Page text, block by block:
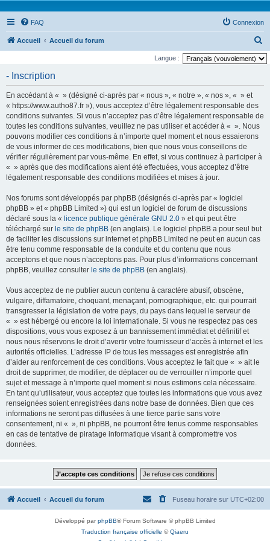
FAQ Connexion
Accueil Accueil du forum
e
Langue :
- Inscription
En accédant à « » (désigné ci-après par « nous », « notre », « nos », « » et
« https://www.autho87.fr »), vous acceptez d’être légalement responsable des
conditions suivantes. Si vous n’acceptez pas d’être légalement responsable de
toutes les conditions suivantes, veuillez ne pas utiliser et accéder à « ». Nous
pouvons modifier ces conditions à n’importe quel moment et nous essaierons
de vous informer de ces modifications, bien que nous vous conseillons de
vérifier régulièrement par vous-même. En effet, si vous continuez à participer à
« » après que des modifications aient été effectuées, vous acceptez d’être
légalement responsable des conditions modifiées et mises à jour.
Nos forums sont développés par phpBB (désignés ci-après par « logiciel
phpBB » et « phpBB Limited ») qui est un logiciel de forum de discussions
déclaré sous la « licence publique générale GNU 2.0 » et qui peut être
téléchargé sur le site de phpBB (en anglais). Le logiciel phpBB a pour seul but
de faciliter les discussions sur internet et phpBB Limited ne peut en aucun cas
être tenu comme responsable de la conduite et du contenu que nous
acceptons et que nous n’acceptons pas. Pour plus d’informations concernant
phpBB, veuillez consulter le site de phpBB (en anglais).
Vous acceptez de ne publier aucun contenu à caractère abusif, obscène,
vulgaire, diffamatoire, choquant, menaçant, pornographique, etc. qui pourrait
transgresser la législation de votre pays, du pays dans lequel le serveur de
« » est hébergé ou encore la loi internationale. Si vous ne respectez pas ces
dispositions, vous vous exposez à un bannissement immédiat et définitif et
nous nous réservons le droit d’avertir votre fournisseur d’accès à internet et les
autorités officielles. L’adresse IP de tous les messages est enregistrée afin
d’aider au renforcement de ces conditions. Vous acceptez le fait que « » ait le
droit de supprimer, de modifier, de déplacer ou de verrouiller n’importe quel
sujet et message à n’importe quel moment si nous estimons cela nécessaire.
En tant qu’utilisateur, vous acceptez que toutes les informations que vous avez
renseignées soient enregistrées dans notre base de données. Bien que ces
informations ne seront pas diffusées à une tierce partie sans votre
consentement, ni « », ni phpBB, ne pourront être tenus comme responsables
en cas de tentative de piratage informatique visant à compromettre vos
données.
Accueil Accueil du forum Fuseau horaire sur UTC+02:00
Développé parphpBB® Forum Software © phpBB Limited
Traduction française officielle ©Qiaeru